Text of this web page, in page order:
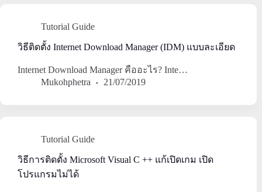
Tutorial Guide
วิธีติดตั้ง Internet Download Manager (IDM) แบบละเอียด
Internet Download Manager คืออะไร? Inte…
Mukohphetra
21/07/2019
Tutorial Guide
วิธีการติดตั้ง Microsoft Visual C ++ แก้เปิดเกม เปิด
โปรแกรมไม่ได้